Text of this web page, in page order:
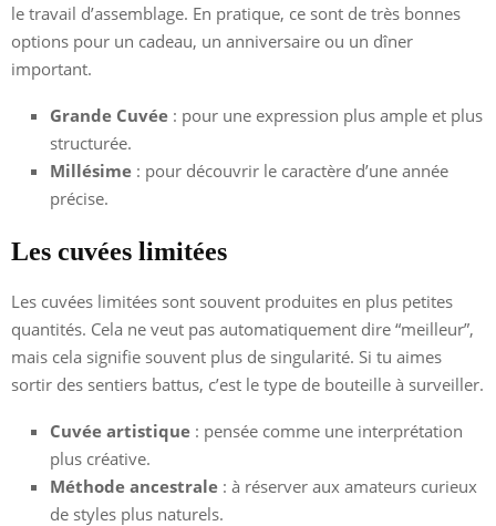
le travail d’assemblage. En pratique, ce sont de très bonnes
options pour un cadeau, un anniversaire ou un dîner
important.
Grande Cuvée : pour une expression plus ample et plus
structurée.
Millésime : pour découvrir le caractère d’une année
précise.
Les cuvées limitées
Les cuvées limitées sont souvent produites en plus petites
quantités. Cela ne veut pas automatiquement dire “meilleur”,
mais cela signifie souvent plus de singularité. Si tu aimes
sortir des sentiers battus, c’est le type de bouteille à surveiller.
Cuvée artistique : pensée comme une interprétation
plus créative.
Méthode ancestrale : à réserver aux amateurs curieux
de styles plus naturels.